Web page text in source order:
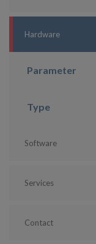
Hardware
Parameter
Type
Software
Services
Contact